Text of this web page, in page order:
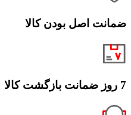
ضمانت اصل بودن کالا
7 روز ضمانت بازگشت کالا